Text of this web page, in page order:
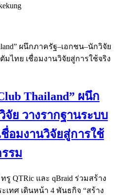
Thailand” ผนึก
ย วางรากฐานระบบ
อมงานวิจัยสู่การใช้
รม
QTRic และ qBraid ร่วมสร้าง
ทศ เดินหน้า 4 พันธกิจ “สร้าง